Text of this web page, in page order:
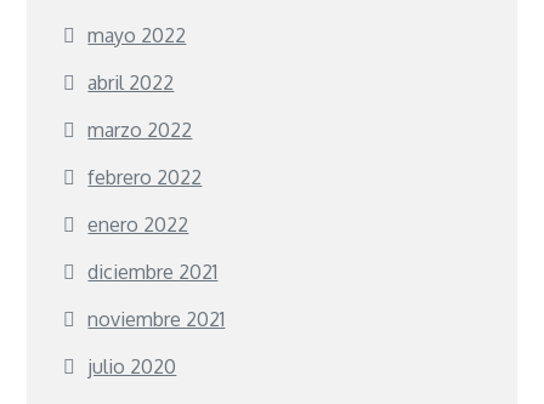
mayo 2022
abril 2022
marzo 2022
febrero 2022
enero 2022
diciembre 2021
noviembre 2021
julio 2020